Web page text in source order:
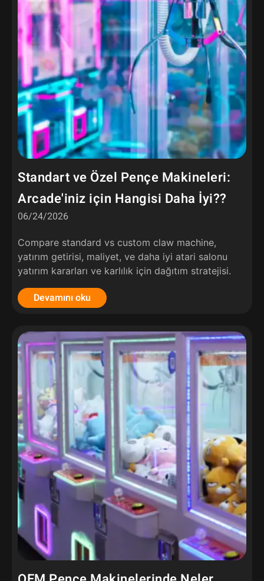
Standart ve Özel Pençe Makineleri:
Arcade'iniz için Hangisi Daha İyi??
06/24/2026
Compare standard vs custom claw machine,
yatırım getirisi, maliyet, ve daha iyi atari salonu
yatırım kararları ve karlılık için dağıtım stratejisi.
Devamını oku